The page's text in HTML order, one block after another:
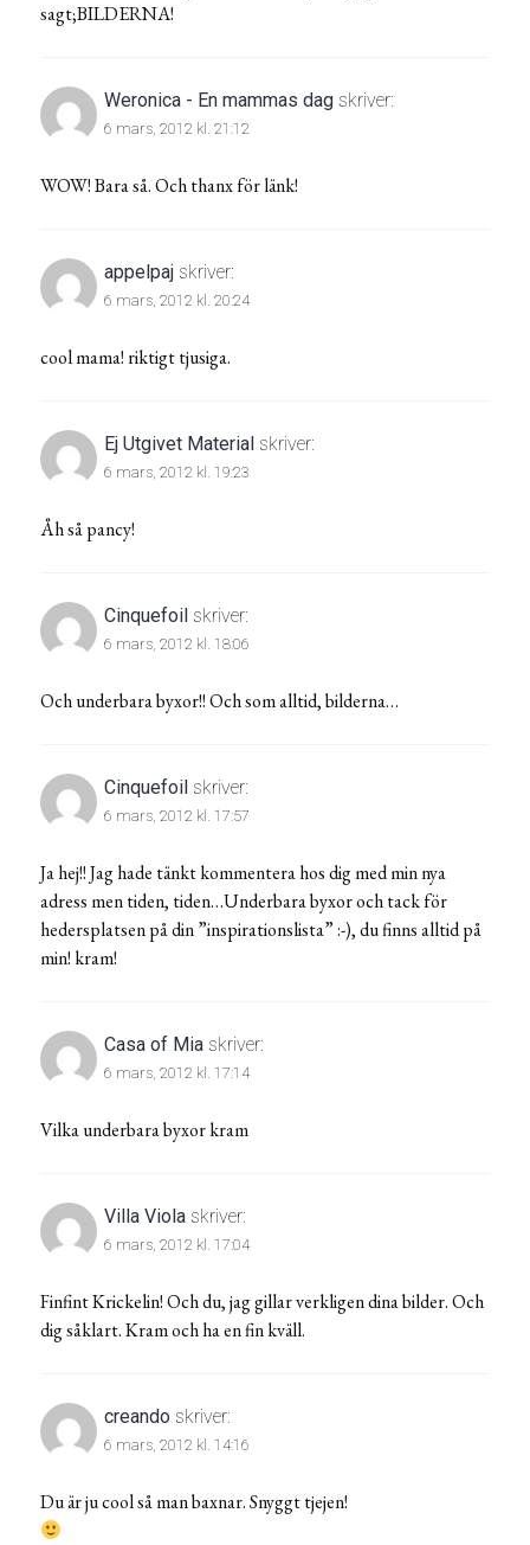
sagt;BILDERNA!
Weronica - En mammas dag skriver:
6 mars, 2012 kl. 21:12
WOW! Bara så. Och thanx för länk!
appelpaj skriver:
6 mars, 2012 kl. 20:24
cool mama! riktigt tjusiga.
Ej Utgivet Material skriver:
6 mars, 2012 kl. 19:23
Åh så pancy!
Cinquefoil skriver:
6 mars, 2012 kl. 18:06
Och underbara byxor!! Och som alltid, bilderna…
Cinquefoil skriver:
6 mars, 2012 kl. 17:57
Ja hej!! Jag hade tänkt kommentera hos dig med min nya
adress men tiden, tiden…Underbara byxor och tack för
hedersplatsen på din ”inspirationslista” :-), du finns alltid på
min! kram!
Casa of Mia skriver:
6 mars, 2012 kl. 17:14
Vilka underbara byxor kram
Villa Viola skriver:
6 mars, 2012 kl. 17:04
Finfint Krickelin! Och du, jag gillar verkligen dina bilder. Och
dig såklart. Kram och ha en fin kväll.
creando skriver:
6 mars, 2012 kl. 14:16
Du är ju cool så man baxnar. Snyggt tjejen!